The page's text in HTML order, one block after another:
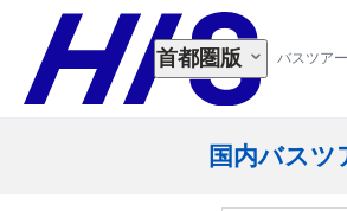
バスツアー
首都圏版
国内バスツ